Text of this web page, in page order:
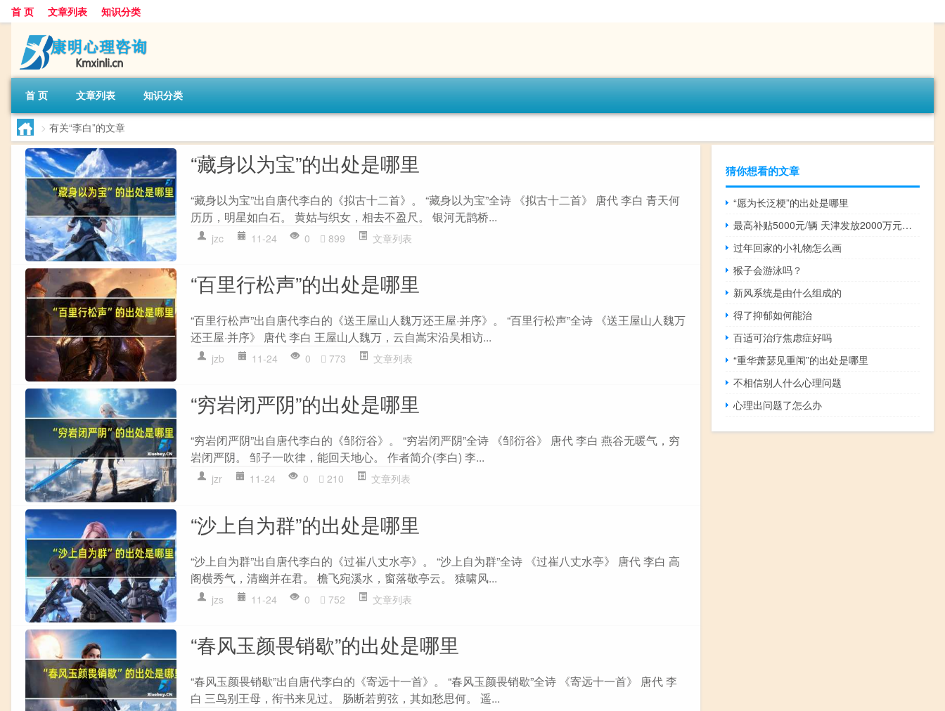
首 页 文章列表 知识分类
首 页 文章列表 知识分类
> 有关“李白”的文章
“藏身以为宝”的出处是哪里
“藏身以为宝”出自唐代李白的《拟古十二首》。 “藏身以为宝”全诗 《拟古十二首》 唐代 李白 青天何
历历，明星如白石。 黄姑与织女，相去不盈尺。 银河无鹊桥...
jzc 11-24 0 899 文章列表
“百里行松声”的出处是哪里
“百里行松声”出自唐代李白的《送王屋山人魏万还王屋·并序》。 “百里行松声”全诗 《送王屋山人魏万
还王屋·并序》 唐代 李白 王屋山人魏万，云自嵩宋沿吴相访...
jzb 11-24 0 773 文章列表
“穷岩闭严阴”的出处是哪里
“穷岩闭严阴”出自唐代李白的《邹衍谷》。 “穷岩闭严阴”全诗 《邹衍谷》 唐代 李白 燕谷无暖气，穷
岩闭严阴。 邹子一吹律，能回天地心。 作者简介(李白) 李...
jzr 11-24 0 210 文章列表
“沙上自为群”的出处是哪里
“沙上自为群”出自唐代李白的《过崔八丈水亭》。 “沙上自为群”全诗 《过崔八丈水亭》 唐代 李白 高
阁横秀气，清幽并在君。 檐飞宛溪水，窗落敬亭云。 猿啸风...
jzs 11-24 0 752 文章列表
“春风玉颜畏销歇”的出处是哪里
“春风玉颜畏销歇”出自唐代李白的《寄远十一首》。 “春风玉颜畏销歇”全诗 《寄远十一首》 唐代 李
白 三鸟别王母，衔书来见过。 肠断若剪弦，其如愁思何。 遥...
猜你想看的文章
“愿为长泛梗”的出处是哪里
最高补贴5000元/辆 天津发放2000万元汽车消费券
过年回家的小礼物怎么画
猴子会游泳吗？
新风系统是由什么组成的
得了抑郁如何能治
百适可治疗焦虑症好吗
“重华萧瑟见重闱”的出处是哪里
不相信别人什么心理问题
心理出问题了怎么办